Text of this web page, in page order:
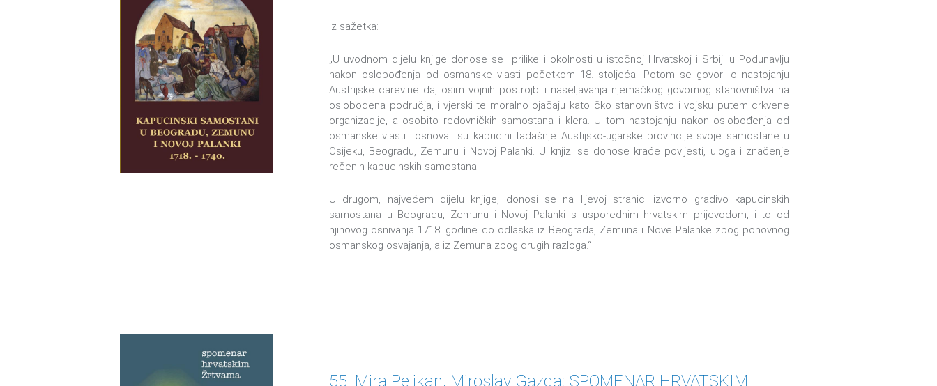
Iz sažetka:
„U uvodnom dijelu knjige donose se prilike i okolnosti u istočnoj Hrvatskoj i Srbiji u Podunavlju
nakon oslobođenja od osmanske vlasti početkom 18. stoljeća. Potom se govori o nastojanju
Austrijske carevine da, osim vojnih postrojbi i naseljavanja njemačkog govornog stanovništva na
oslobođena područja, i vjerski te moralno ojačaju katoličko stanovništvo i vojsku putem crkvene
organizacije, a osobito redovničkih samostana i klera. U tom nastojanju nakon oslobođenja od
osmanske vlasti osnovali su kapucini tadašnje Austijsko-ugarske provincije svoje samostane u
Osijeku, Beogradu, Zemunu i Novoj Palanki. U knjizi se donose kraće povijesti, uloga i značenje
rečenih kapucinskih samostana.
U drugom, najvećem dijelu knjige, donosi se na lijevoj stranici izvorno gradivo kapucinskih
samostana u Beogradu, Zemunu i Novoj Palanki s usporednim hrvatskim prijevodom, i to od
njihovog osnivanja 1718. godine do odlaska iz Beograda, Zemuna i Nove Palanke zbog ponovnog
osmanskog osvajanja, a iz Zemuna zbog drugih razloga.“
55. Mira Pelikan, Miroslav Gazda: SPOMENAR HRVATSKIM